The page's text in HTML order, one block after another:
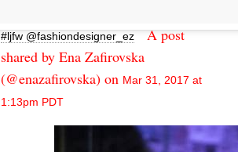
#ljfw @fashiondesigner_ezA post
shared by Ena Zafirovska
(@enazafirovska) on Mar 31, 2017 at
1:13pm PDT